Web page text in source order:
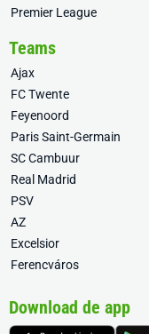
Premier League
Teams
Ajax
FC Twente
Feyenoord
Paris Saint-Germain
SC Cambuur
Real Madrid
PSV
AZ
Excelsior
Ferencváros
Download de app